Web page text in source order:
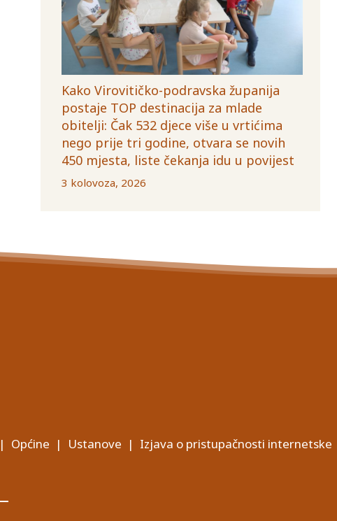
Kako Virovitičko-podravska županija
postaje TOP destinacija za mlade
obitelji: Čak 532 djece više u vrtićima
nego prije tri godine, otvara se novih
450 mjesta, liste čekanja idu u povijest
3 kolovoza, 2026
| Općine | Ustanove | Izjava o pristupačnosti internetske